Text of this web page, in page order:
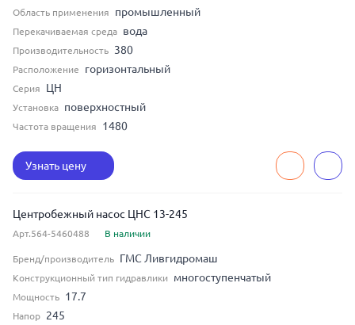
Область применения промышленный
Перекачиваемая среда вода
Производительность 380
Расположение горизонтальный
Серия ЦН
Установка поверхностный
Частота вращения 1480
Узнать цену
Центробежный насос ЦНС 13-245
Арт.564-5460488 В наличии
Бренд/производитель ГМС Ливгидромаш
Конструкционный тип гидравлики многоступенчатый
Мощность 17.7
Напор 245